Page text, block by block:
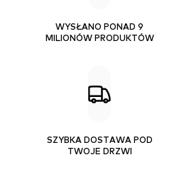
WYSŁANO PONAD 9
MILIONÓW PRODUKTÓW
SZYBKA DOSTAWA POD
TWOJE DRZWI